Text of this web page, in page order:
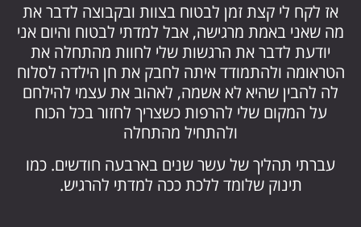
אז לקח לי קצת זמן לבטוח בצוות ובקבוצה לדבר את
מה שאני באמת מרגישה, אבל למדתי לבטוח והיום אני
יודעת לדבר את הרגשות שלי לחוות מהתחלה את
הטראומה ולהתמודד איתה לחבק את חן הילדה לסלוח
לה להבין שהיא לא אשמה, לאהוב את עצמי להילחם
על המקום שלי להרפות כשצריך לחזור בכל הכוח
ולהתחיל מהתחלה
עברתי תהליך של עשר שנים בארבעה חודשים. כמו
תינוק שלומד ללכת ככה למדתי להרגיש.